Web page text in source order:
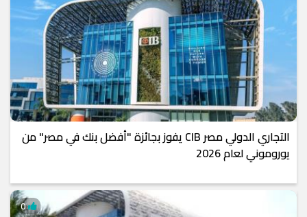
التجاري الدولي مصر CIB يفوز بجائزة "أفضل بنك في مصر" من
يوروموني لعام 2026
0